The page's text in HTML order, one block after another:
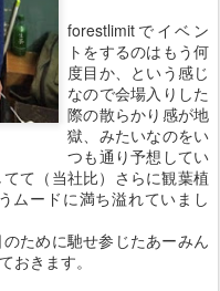
forestlimitでイベン
トをするのはもう何
度目か、という感じ
なので会場入りした
際の散らかり感が地
獄、みたいなのをい
つも通り予想してい
て（当社比）さらに観葉植
ムードに満ち溢れていまし
ために馳せ参じたあーみん
おきます。